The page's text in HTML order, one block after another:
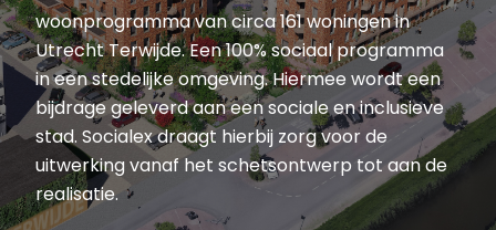
woonprogramma van circa 161 woningen in
Utrecht Terwijde. Een 100% sociaal programma
in een stedelijke omgeving. Hiermee wordt een
bijdrage geleverd aan een sociale en inclusieve
stad. Socialex draagt hierbij zorg voor de
uitwerking vanaf het schetsontwerp tot aan de
realisatie.